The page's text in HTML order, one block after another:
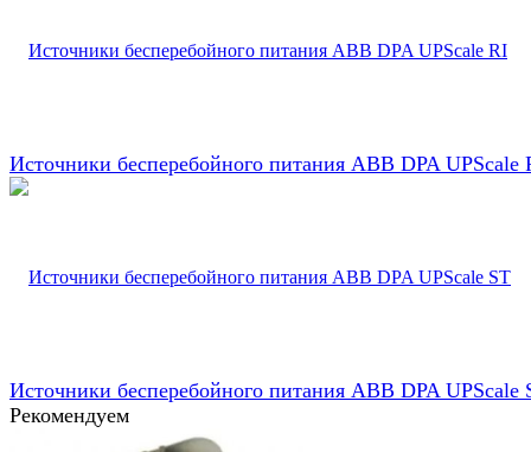
Источники бесперебойного питания ABB DPA UPScale
Источники бесперебойного питания ABB DPA UPScale
Рекомендуем